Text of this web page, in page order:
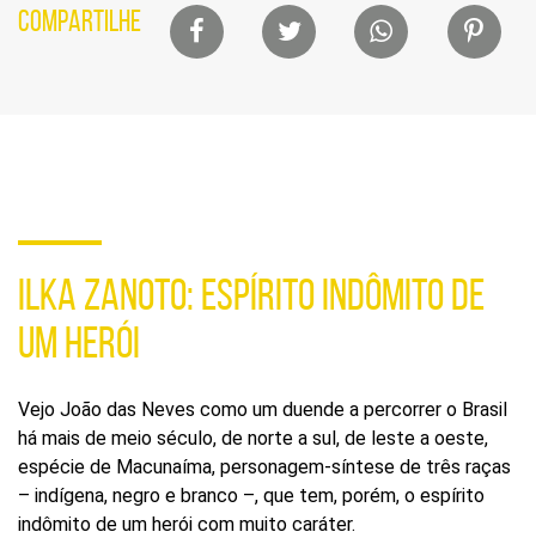
COMPARTILHELista
ILKA ZANOTO: ESPÍRITO INDÔMITO DE
UM HERÓI
Vejo João das Neves como um duende a percorrer o Brasil
há mais de meio século, de norte a sul, de leste a oeste,
espécie de Macunaíma, personagem-síntese de três raças
– indígena, negro e branco –, que tem, porém, o espírito
indômito de um herói com muito caráter.